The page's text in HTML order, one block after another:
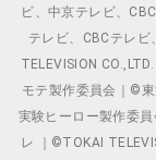
ビ、中京テレビ、
テレビ、CBCテレ
TELEVISION
モテ製作委員会｜©
実験ヒーロー製作委
レ ｜©TOKAI